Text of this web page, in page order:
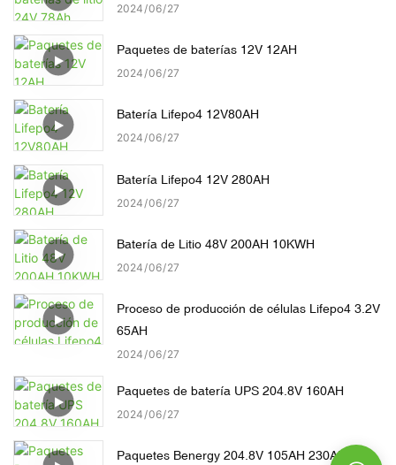
2024 06 27
Paquetes de baterías 12V 12AH
2024 06 27
Batería Lifepo4 12V80AH
2024 06 27
Batería Lifepo4 12V 280AH
2024 06 27
Batería de Litio 48V 200AH 10KWH
2024 06 27
Proceso de producción de células Lifepo4 3.2V
65AH
2024 06 27
Paquetes de batería UPS 204.8V 160AH
2024 06 27
Paquetes Benergy 204.8V 105AH 230AH